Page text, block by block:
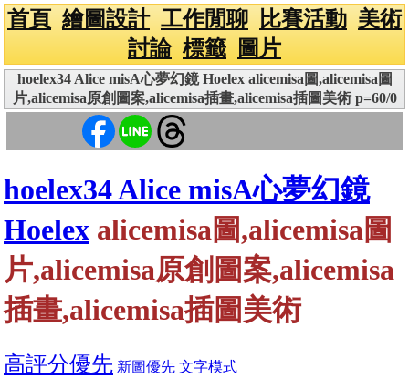
首頁 繪圖設計 工作閒聊 比賽活動 美術
討論 標籤 圖片
hoelex34 Alice misA心夢幻鏡 Hoelex alicemisa圖,alicemisa圖
片,alicemisa原創圖案,alicemisa插畫,alicemisa插圖美術 p=60/0
hoelex34 Alice misA心夢幻鏡
Hoelex alicemisa圖,alicemisa圖
片,alicemisa原創圖案,alicemisa
插畫,alicemisa插圖美術
高評分優先 新圖優先 文字模式